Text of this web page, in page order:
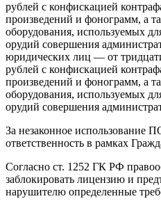
рублей с конфискацией
произведений и фонограмм, а
оборудования, используемых
орудий совершения
юридических лиц — от
рублей с конфискацией
произведений и фонограмм, а
оборудования, используемых
орудий совершения
За незаконное использование
ответственность в рамках
Согласно ст. 1252 ГК РФ
заблокировать лицензию и
нарушителю определенные